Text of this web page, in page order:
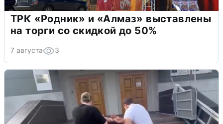
ТРК «Родник» и «Алмаз» выставлены
на торги со скидкой до 50%
7 августа 3